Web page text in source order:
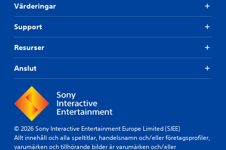
Värderingar
Support
Resurser
Anslut
© 2026 Sony Interactive Entertainment Europe Limited (SIEE)
Allt innehåll och alla speltitlar, handelsnamn och/eller företagsprofiler,
varumärken och tillhörande bilder är varumärken och/eller